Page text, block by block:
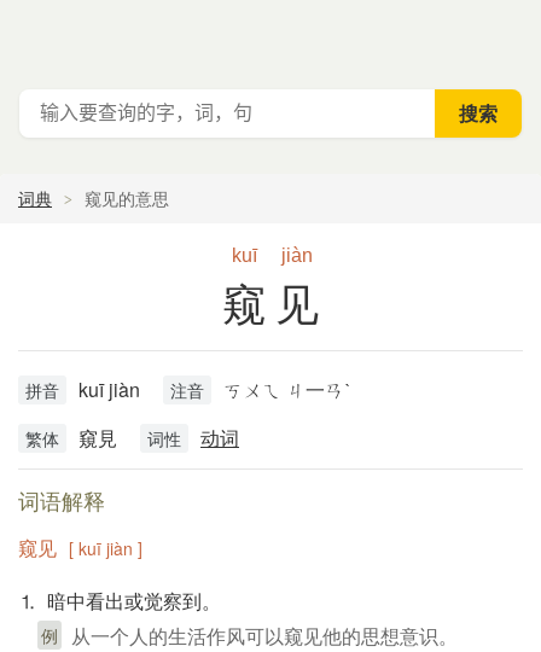
词典 窥见的意思
kuī jiàn
窥见
拼音 kuī jiàn 注音 ㄎㄨㄟ ㄐ一ㄢˋ
繁体 窺見 词性 动词
词语解释
窥见 [ kuī jiàn ]
⒈ 暗中看出或觉察到。
例 从一个人的生活作风可以窥见他的思想意识。